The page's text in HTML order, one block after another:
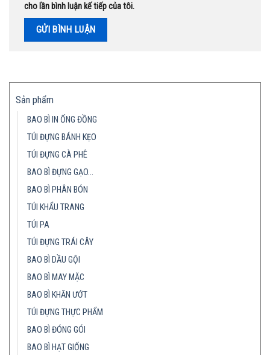
Sản phẩm
BAO BÌ IN ỐNG ĐỒNG
TÚI ĐỰNG BÁNH KẸO
TÚI ĐỰNG CÀ PHÊ
BAO BÌ ĐỰNG GẠO…
BAO BÌ PHÂN BÓN
TÚI KHẨU TRANG
TÚI PA
TÚI ĐỰNG TRÁI CÂY
BAO BÌ DẦU GỘI
BAO BÌ MAY MẶC
BAO BÌ KHĂN ƯỚT
TÚI ĐỰNG THỰC PHẨM
BAO BÌ ĐÓNG GÓI
BAO BÌ HẠT GIỐNG
cho lần bình luận kế tiếp của tôi.